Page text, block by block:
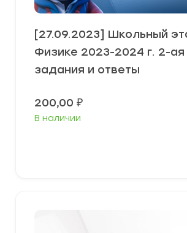
[27.09.2023] Школьный
Физике 2023-2024 г. 2-ая
задания и ответы
200,00 ₽
В наличии